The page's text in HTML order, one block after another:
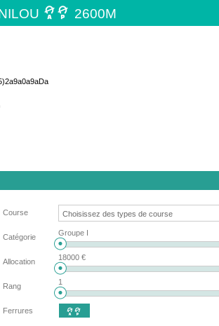
 2600M
Course
Catégorie Groupe I
Allocation 18000 €
Rang 1
Ferrures 